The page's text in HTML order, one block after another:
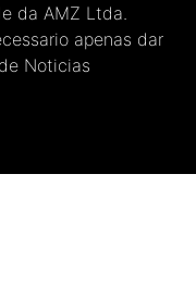
da AMZ Ltda.
apenas dar
Noticias